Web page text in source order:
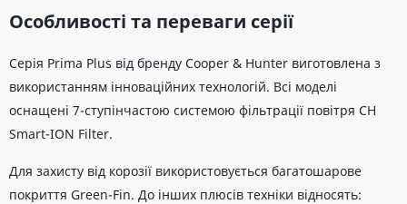
Особливості та переваги серії
Серія Prima Plus від бренду Cooper & Hunter виготовлена ​​з
використанням інноваційних технологій. Всі моделі
оснащені 7-ступінчастою системою фільтрації повітря CH
Smart-ION Filter.
Для захисту від корозії використовується багатошарове
покриття Green-Fin. До інших плюсів техніки відносять: